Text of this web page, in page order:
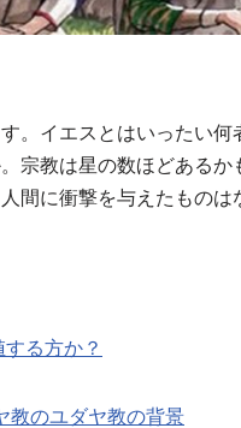
。イエスとはいったい
宗教は星の数ほどあるか
間に衝撃を与えたものは
る方か？
教のユダヤ教の背景